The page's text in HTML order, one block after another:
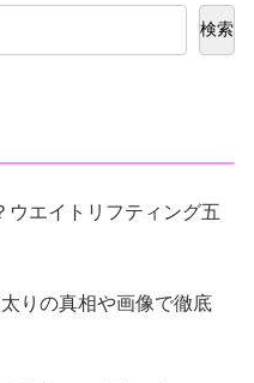
検索
ウエイトリフティング五
りの真相や画像で徹底